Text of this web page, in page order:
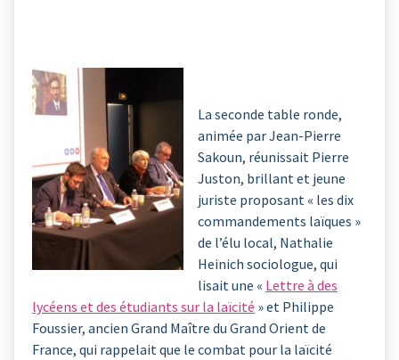
La seconde table ronde,
animée par Jean-Pierre
Sakoun, réunissait Pierre
Juston, brillant et jeune
juriste proposant « les dix
commandements laïques »
de l’élu local, Nathalie
Heinich sociologue, qui
lisait une « Lettre à des
lycéens et des étudiants sur la laïcité » et Philippe
Foussier, ancien Grand Maître du Grand Orient de
France, qui rappelait que le combat pour la laïcité